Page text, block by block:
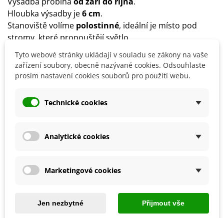
Hloubka výsadby je6 cm.
Stanoviště volíme polostinné, ideální je místo pod
stromy, které propouštějí světlo.
Půda by měla být hluboká ,vlhká
propustná a
výživná.
Rostlina by se neměla hnojit.
Detaily produktu
SOUVISEJÍCÍ PRODUKTY
Tyto webové stránky ukládají v souladu se zákony na vaše
zařízení soubory, obecně nazývané cookies. Odsouhlaste
prosím nastavení cookies souborů pro použití webu.
Technické cookies
Analytické cookies
Marketingové cookies
Jen nezbytné Přijmout vše